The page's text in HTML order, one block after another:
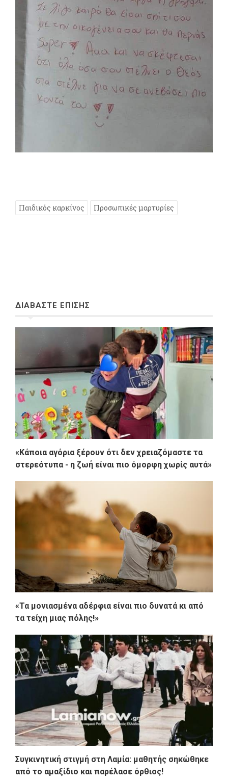
Παιδικός καρκίνος Προσωπικές μαρτυρίες
ΔΙΑΒΑΣΤΕ ΕΠΙΣΗΣ
«Κάποια αγόρια ξέρουν ότι δεν χρειαζόμαστε τα
στερεότυπα - η ζωή είναι πιο όμορφη χωρίς αυτά»
«Τα μονιασμένα αδέρφια είναι πιο δυνατά κι από
τα τείχη μιας πόλης!»
Συγκινητική στιγμή στη Λαμία: μαθητής σηκώθηκε
από το αμαξίδιο και παρέλασε όρθιος!